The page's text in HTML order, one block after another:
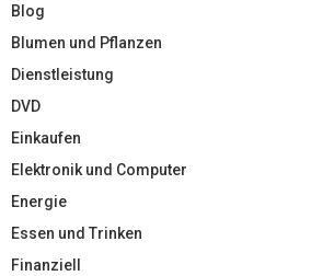
Blog
Blumen und Pflanzen
Dienstleistung
DVD
Einkaufen
Elektronik und Computer
Energie
Essen und Trinken
Finanziell